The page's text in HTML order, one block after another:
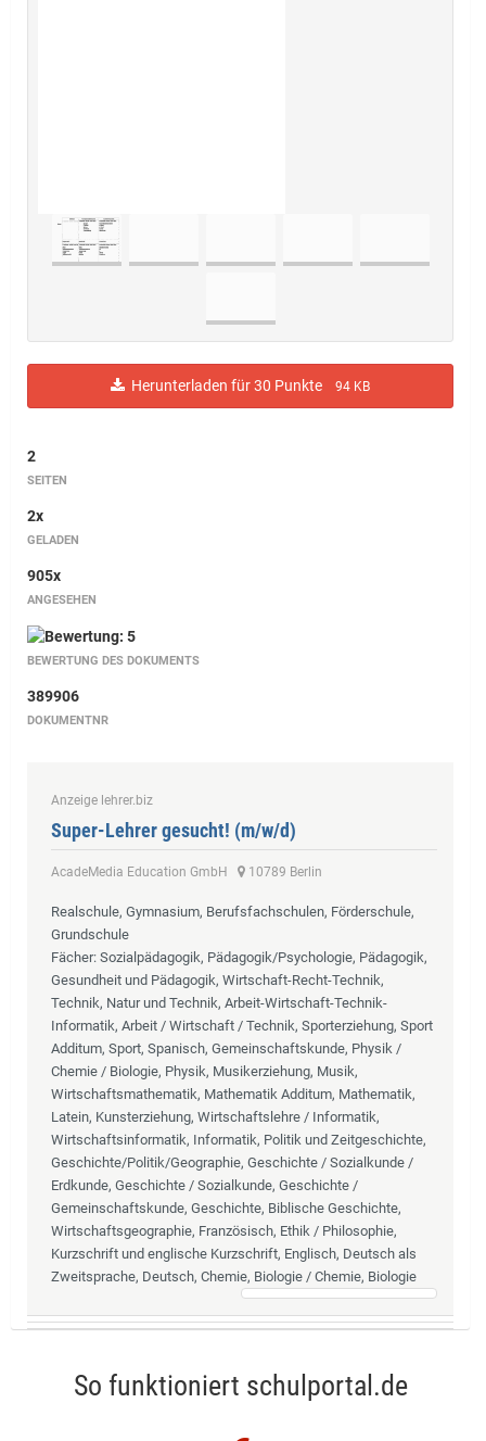
Herunterladen für 30 Punkte 94 KB
2
SEITEN
2x
GELADEN
905x
ANGESEHEN
BEWERTUNG DES DOKUMENTS
389906
DOKUMENTNR
Anzeige lehrer.biz
Super-Lehrer gesucht! (m/w/d)
AcadeMedia Education GmbH 10789 Berlin
Realschule, Gymnasium, Berufsfachschulen, Förderschule,
Grundschule
Fächer: Sozialpädagogik, Pädagogik/Psychologie, Pädagogik,
Gesundheit und Pädagogik, Wirtschaft-Recht-Technik,
Technik, Natur und Technik, Arbeit-Wirtschaft-Technik-
Informatik, Arbeit / Wirtschaft / Technik, Sporterziehung, Sport
Additum, Sport, Spanisch, Gemeinschaftskunde, Physik /
Chemie / Biologie, Physik, Musikerziehung, Musik,
Wirtschaftsmathematik, Mathematik Additum, Mathematik,
Latein, Kunsterziehung, Wirtschaftslehre / Informatik,
Wirtschaftsinformatik, Informatik, Politik und Zeitgeschichte,
Geschichte/Politik/Geographie, Geschichte / Sozialkunde /
Erdkunde, Geschichte / Sozialkunde, Geschichte /
Gemeinschaftskunde, Geschichte, Biblische Geschichte,
Wirtschaftsgeographie, Französisch, Ethik / Philosophie,
Kurzschrift und englische Kurzschrift, Englisch, Deutsch als
Zweitsprache, Deutsch, Chemie, Biologie / Chemie, Biologie
So funktioniert schulportal.de